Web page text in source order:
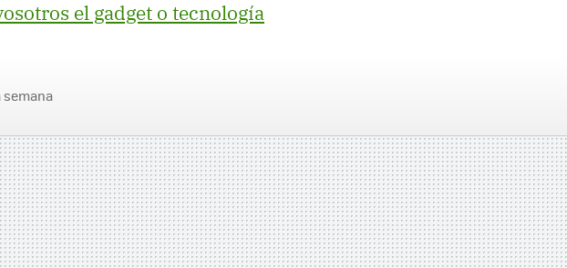
el gadget o tecnología
semana